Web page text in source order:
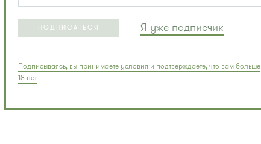
ПОДПИСАТЬСЯ Я уже подписчик
Подписываясь, вы принимаете условия и подтверждаете, что вам больше
18 лет